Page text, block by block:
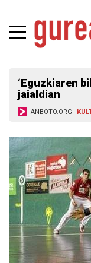
‘Eguzkiaren
jaialdian
ANBOTO.ORG